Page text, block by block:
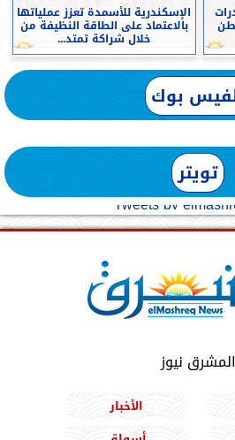
طن
الإسكندرية للأسمدة تعزز عملياتها
بالاعتماد على الطاقة النظيفة من
خلال شراكة تمتد...
بوك
تويتر
Tweets by
المشرق نيوز
الأخبار